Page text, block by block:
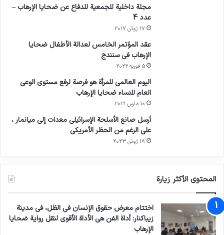
تعقده الأمم المتحدة، أكثر من 1000 مشارك من 134
منظمات المجتمع المدني وكيانات القطاع الخاص.
مجلة داخلية للجمعية للدفاع عن ضحايا الإرهاب –
عدد 4
17 ژوئن 2017
عقد المؤتمر الخامس لعدالة الأطفال ضحايا
الإرهاب في سنندج
5 فوریه 2022
اليوم العالمي للمرأة هو فرصة لرفع مستوى الوعي
العام للنساء ضحايا الإرهاب
10 مارس 2021
أرسل صانع الأسلحة الإسرائيلي معدات إلى ميانمار ،
على الرغم من الحظر الأمريكي
18 ژوئن 2023
المحتوى الأكثر زيارة
اختتام معرض حقوق الإنسان في الظل، في مدينة
زيباكنار: أداة الفن هي الأداة الأقوى لنقل رواية ضحايا
الإرهاب